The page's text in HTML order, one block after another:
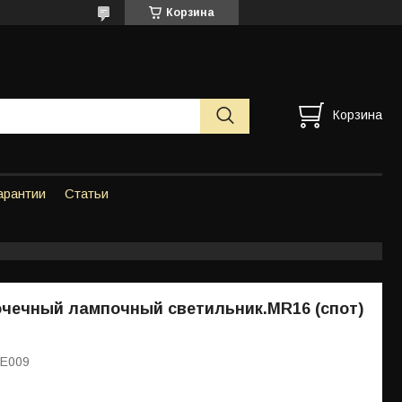
Корзина
Корзина
Статьи
лампочный светильник.MR16 (спот)